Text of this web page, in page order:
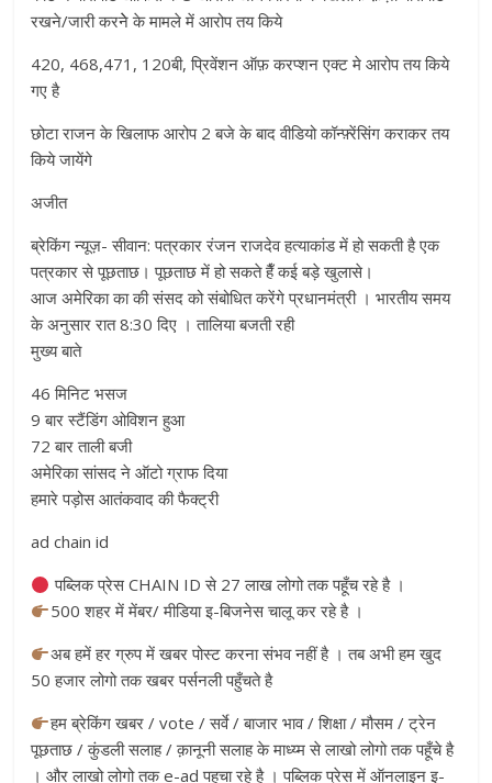
रखने/जारी करनेे के मामले में आरोप तय किये
420, 468,471, 120बी, प्रिवेंशन ऑफ़ करप्शन एक्ट मे आरोप तय किये
गए है
छोटा राजन के खिलाफ आरोप 2 बजे के बाद वीडियो कॉन्फ़्रेंसिंग कराकर तय
किये जायेंगे
अजीत
ब्रेकिंग न्यूज़- सीवान: पत्रकार रंजन राजदेव हत्याकांड में हो सकती है एक
पत्रकार से पूछताछ। पूछताछ में हो सकते हैँ कई बड़े खुलासे।
आज अमेरिका का की संसद को संबोधित करेंगे प्रधानमंत्री । भारतीय समय
के अनुसार रात 8:30 दिए । तालिया बजती रही
मुख्य बाते
46 मिनिट भसज
9 बार स्टैंडिंग ओविशन हुआ
72 बार ताली बजी
अमेरिका सांसद ने ऑटो ग्राफ दिया
हमारे पड़ोस आतंकवाद की फैक्ट्री
ad chain id
पब्लिक प्रेस CHAIN ID से 27 लाख लोगो तक पहूँच रहे है ।
500 शहर में मेंबर/ मीडिया इ-बिजनेस चालू कर रहे है ।
अब हमें हर ग्रुप में खबर पोस्ट करना संभव नहीं है । तब अभी हम खुद
50 हजार लोगो तक खबर पर्सनली पहुँचते है
हम ब्रेकिंग खबर / vote / सर्वे / बाजार भाव / शिक्षा / मौसम / ट्रेन
पूछताछ / कुंडली सलाह / क़ानूनी सलाह के माध्य्म से लाखो लोगो तक पहूँचे है
। और लाखो लोगो तक e-ad पहुचा रहे है । पब्लिक प्रेस में ऑनलाइन इ-